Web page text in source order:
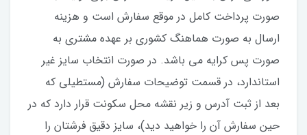
صورت پرداخت کامل در موقع سفارش است و هزینه
ارسال به صورت هماهنگ کشوری بر عهده مشتری به
صورت پس کرایه می باشد. در صورت انتخاب سایز غیر
استاندارد، در قسمت توضیحات سفارش (مستطیلی که
بعد از ثبت آدرس و زیر نقشه محل سکونت قرار دارد که در
حین سفارش آن را خواهید دید)، سایز دقیق فرشتان را